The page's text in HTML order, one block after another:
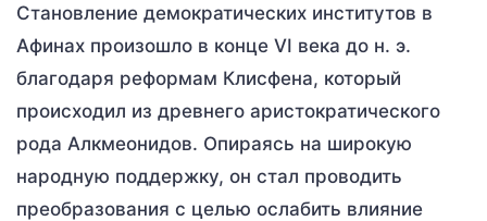
Становление демократических институтов в
Афинах произошло в конце VI века до н. э.
благодаря реформам Клисфена, который
происходил из древнего аристократического
рода Алкмеонидов. Опираясь на широкую
народную поддержку, он стал проводить
преобразования с целью ослабить влияние